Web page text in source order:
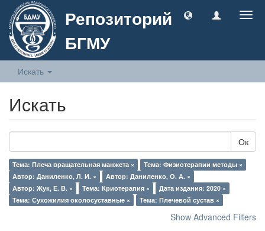
Репозиторий
БГМУ
Искать
Искать
Ок
Тема: Плеча вращательная манжета ×
Тема: Физиотерапии методы ×
Автор: Даниленко, Л. И. ×
Автор: Даниленко, О. А. ×
Автор: Жук, Е. В. ×
Тема: Криотерапия ×
Дата издания: 2020 ×
Тема: Сухожилия околосуставные ×
Тема: Плечевой сустав ×
Show Advanced Filters